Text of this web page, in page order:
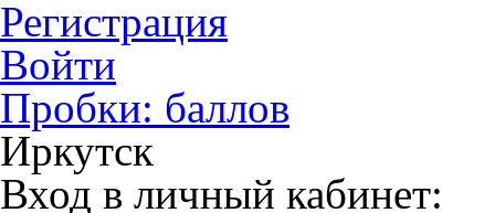
Регистрация
Войти
Пробки: баллов
Иркутск
Вход в личный кабинет: